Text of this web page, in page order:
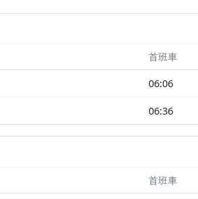
首班車
06:06
06:36
首班車